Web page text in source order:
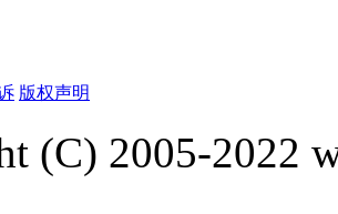
版权声明
(C) 2005-2022